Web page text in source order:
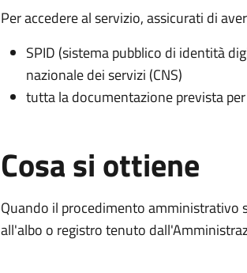
Per accedere al servizio, assicurati di
SPID (sistema pubblico di identità
nazionale dei servizi (CNS)
tutta la documentazione prevista
Cosa si ottiene
Quando il procedimento amministrativo
all'albo o registro tenuto